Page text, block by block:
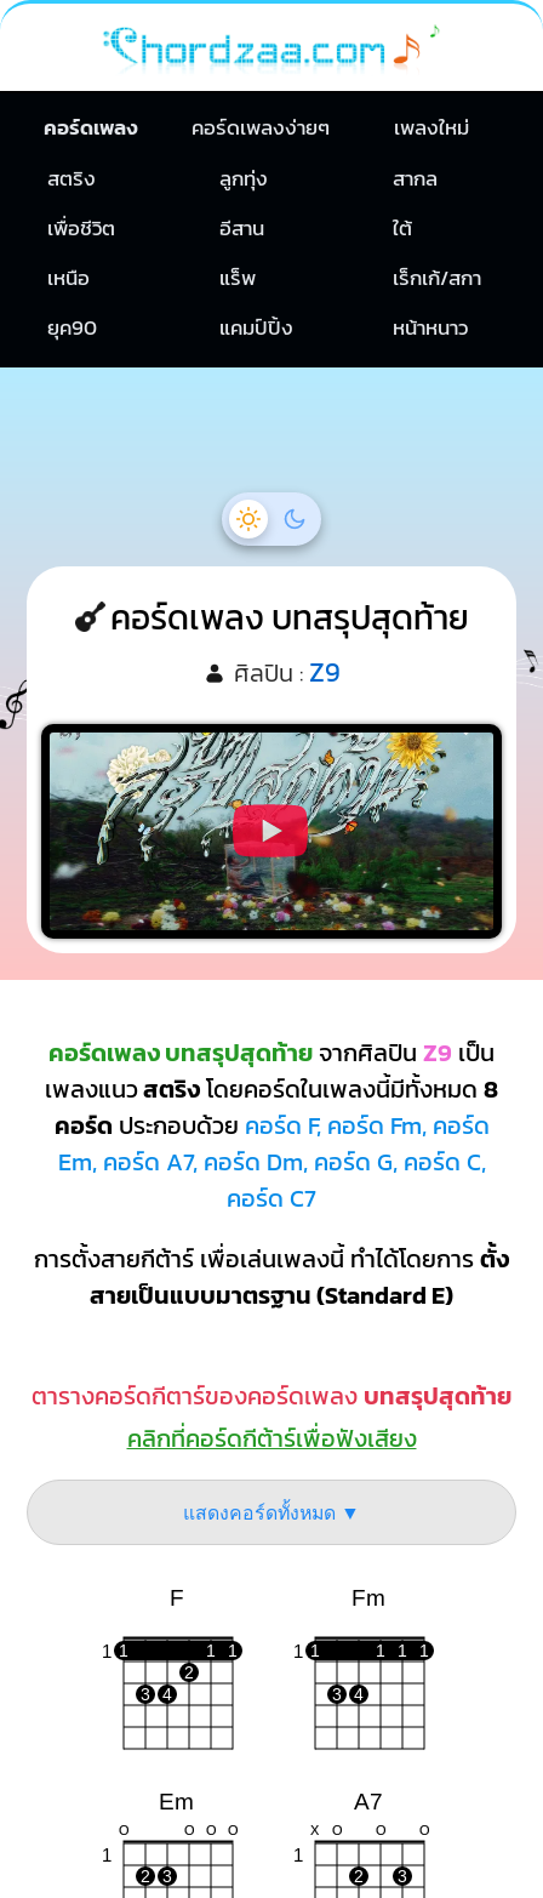
คอร์ดเพลง คอร์ดเพลงง่ายๆ
เพลงใหม่
สตริง
ลูกทุ่ง
สากล
เพื่อชีวิต
อีสาน
ใต้
เหนือ
แร็พ
เร็กเก้/สกา
ยุค90
แคมป์ปิ้ง หน้าหนาว
คอร์ดเพลง บทสรุปสุดท้าย
ศิลปิน : Z9
คอร์ดเพลง บทสรุปสุดท้าย จากศิลปิน Z9 เป็น
เพลงแนวสตริงโดยคอร์ดในเพลงนี้มีทั้งหมด 8
คอร์ด ประกอบด้วย คอร์ด F, คอร์ด Fm, คอร์ด
Em, คอร์ด A7, คอร์ด Dm, คอร์ด G, คอร์ด C,
คอร์ด C7
การตั้งสายกีต้าร์ เพื่อเล่นเพลงนี้ ทำได้โดยการตั้ง
สายเป็นแบบมาตรฐาน (Standard E)
ตารางคอร์ดกีตาร์ของคอร์ดเพลง บทสรุปสุดท้าย
คลิกที่คอร์ดกีต้าร์เพื่อฟังเสียง
แสดงคอร์ดทั้งหมด ▼
F
1 1 1
1
2
3
4
Fm
1 1 1 1 1
3 4
Em
O O O O
1
2 3
A7
X O O O
1
2 3